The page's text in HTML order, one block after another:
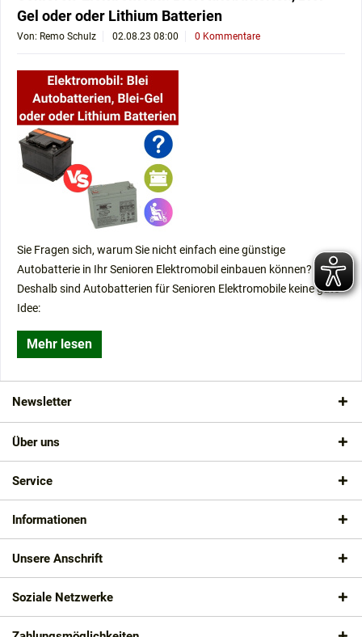
Gel oder oder Lithium Batterien
Von: Remo Schulz 02.08.23 08:00 0 Kommentare
Sie Fragen sich, warum Sie nicht einfach eine günstige
Autobatterie in Ihr Senioren Elektromobil einbauen können?
Deshalb sind Autobatterien für Senioren Elektromobile keine gute
Idee:
Mehr lesen
Newsletter
Über uns
Service
Informationen
Unsere Anschrift
Soziale Netzwerke